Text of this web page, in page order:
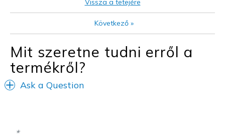
Vissza a tetejére
Következő»
Mit szeretne tudni erről a
termékről?
Ask a Question